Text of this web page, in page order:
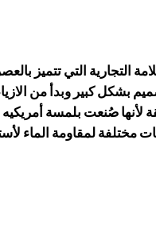
التجارية التي تتميز
بشكل كبير وبدأ من
لأنها صُنعت بلمسة
مختلفة لمقاومة الماء